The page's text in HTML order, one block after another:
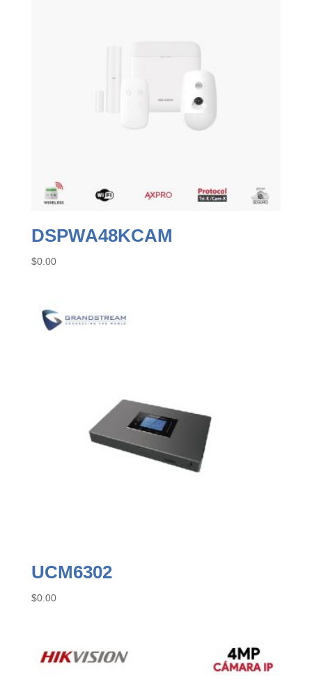
DSPWA48KCAM
$0.00
UCM6302
$0.00